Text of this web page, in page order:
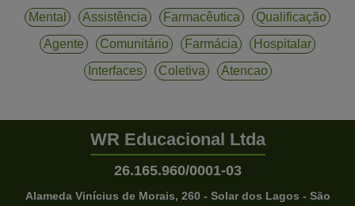
Mental
Assistência Farmacêutica
Qualificação
Agente
Comunitário Farmácia
Hospitalar
Interfaces
Coletiva Atencao
WR Educacional Ltda
26.165.960/0001-03
Alameda Vinícius de Morais, 260 - Solar dos Lagos - São